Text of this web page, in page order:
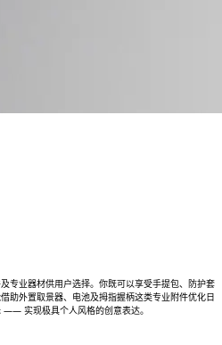
专业器材供用户选择。你既可以享受手提包、防护套
助外置取景器、电池及拇指握柄这类专业附件优化日
实现极具个人风格的创意表达。